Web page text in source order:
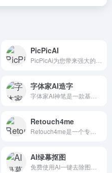
PicPicAI
字体家AI造字
Retouch4me
AI绿幕抠图